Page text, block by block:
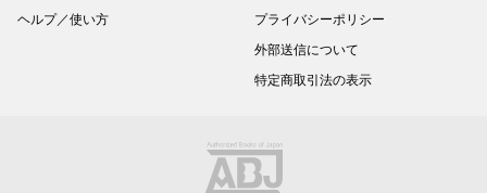
ヘルプ／使い方
プライバシーポリシー
外部送信について
特定商取引法の表示